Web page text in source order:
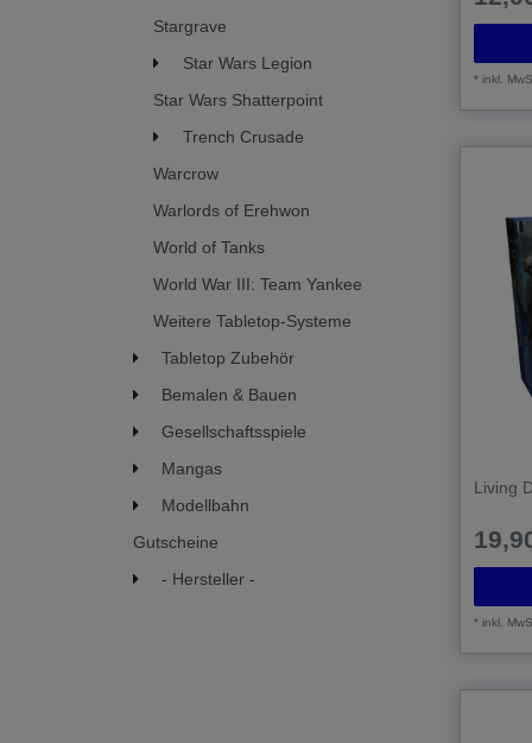
Stargrave
Star Wars Legion
Star Wars Shatterpoint
Trench Crusade
Warcrow
Warlords of Erehwon
World of Tanks
World War III: Team Yankee
Weitere Tabletop-Systeme
Tabletop Zubehör
Bemalen & Bauen
Gesellschaftsspiele
Mangas
Modellbahn
Gutscheine
- Hersteller -
*inkl.
Living
*inkl.